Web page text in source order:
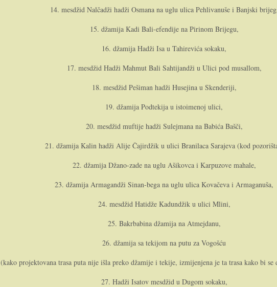
14. mesdžid Nalčadži hadži Osmana na uglu ulica Pehlivanuše i Banjski brijeg,
15. džamija Kadi Bali-efendije na Pirinom Brijegu,
16. džamija Hadži Isa u Tahirevića sokaku,
17. mesdžid Hadži Mahmut Bali Sahtijandži u Ulici pod musallom,
18. mesdžid Pešiman hadži Husejina u Skenderiji,
19. džamija Podtekija u istoimenoj ulici,
20. mesdžid muftije hadži Sulejmana na Babića Bašči,
21. džamija Kalin hadži Alije Čajirdžik u ulici Branilaca Sarajeva (kod
22. džamija Džano-zade na uglu Ašikovca i Karpuzove mahale,
23. džamija Armagandži Sinan-bega na uglu ulica Kovačeva i Armaganuša,
24. mesdžid Hatidže Kadundžik u ulici Mlini,
25. Bakrbabina džamija na Atmejdanu,
26. džamija sa tekijom na putu za Vogošću
(kako projektovana trasa puta nije išla preko džamije i tekije, izmijenjena je ta trasa kako bi se
27. Hadži Isatov mesdžid u Dugom sokaku,